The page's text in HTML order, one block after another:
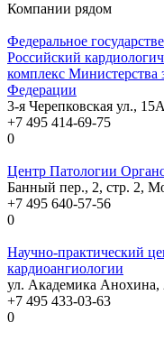
Компании рядом
Федеральное
Российский
комплекс Министерства
Федерации
3-я Черепковская ул.,
+7 495 414-69-75
0
Центр Патологии
Банный пер., 2, стр. 2,
+7 495 640-57-56
0
Научно-практический
кардиоангиологии
ул. Академика Анохина,
+7 495 433-03-63
0